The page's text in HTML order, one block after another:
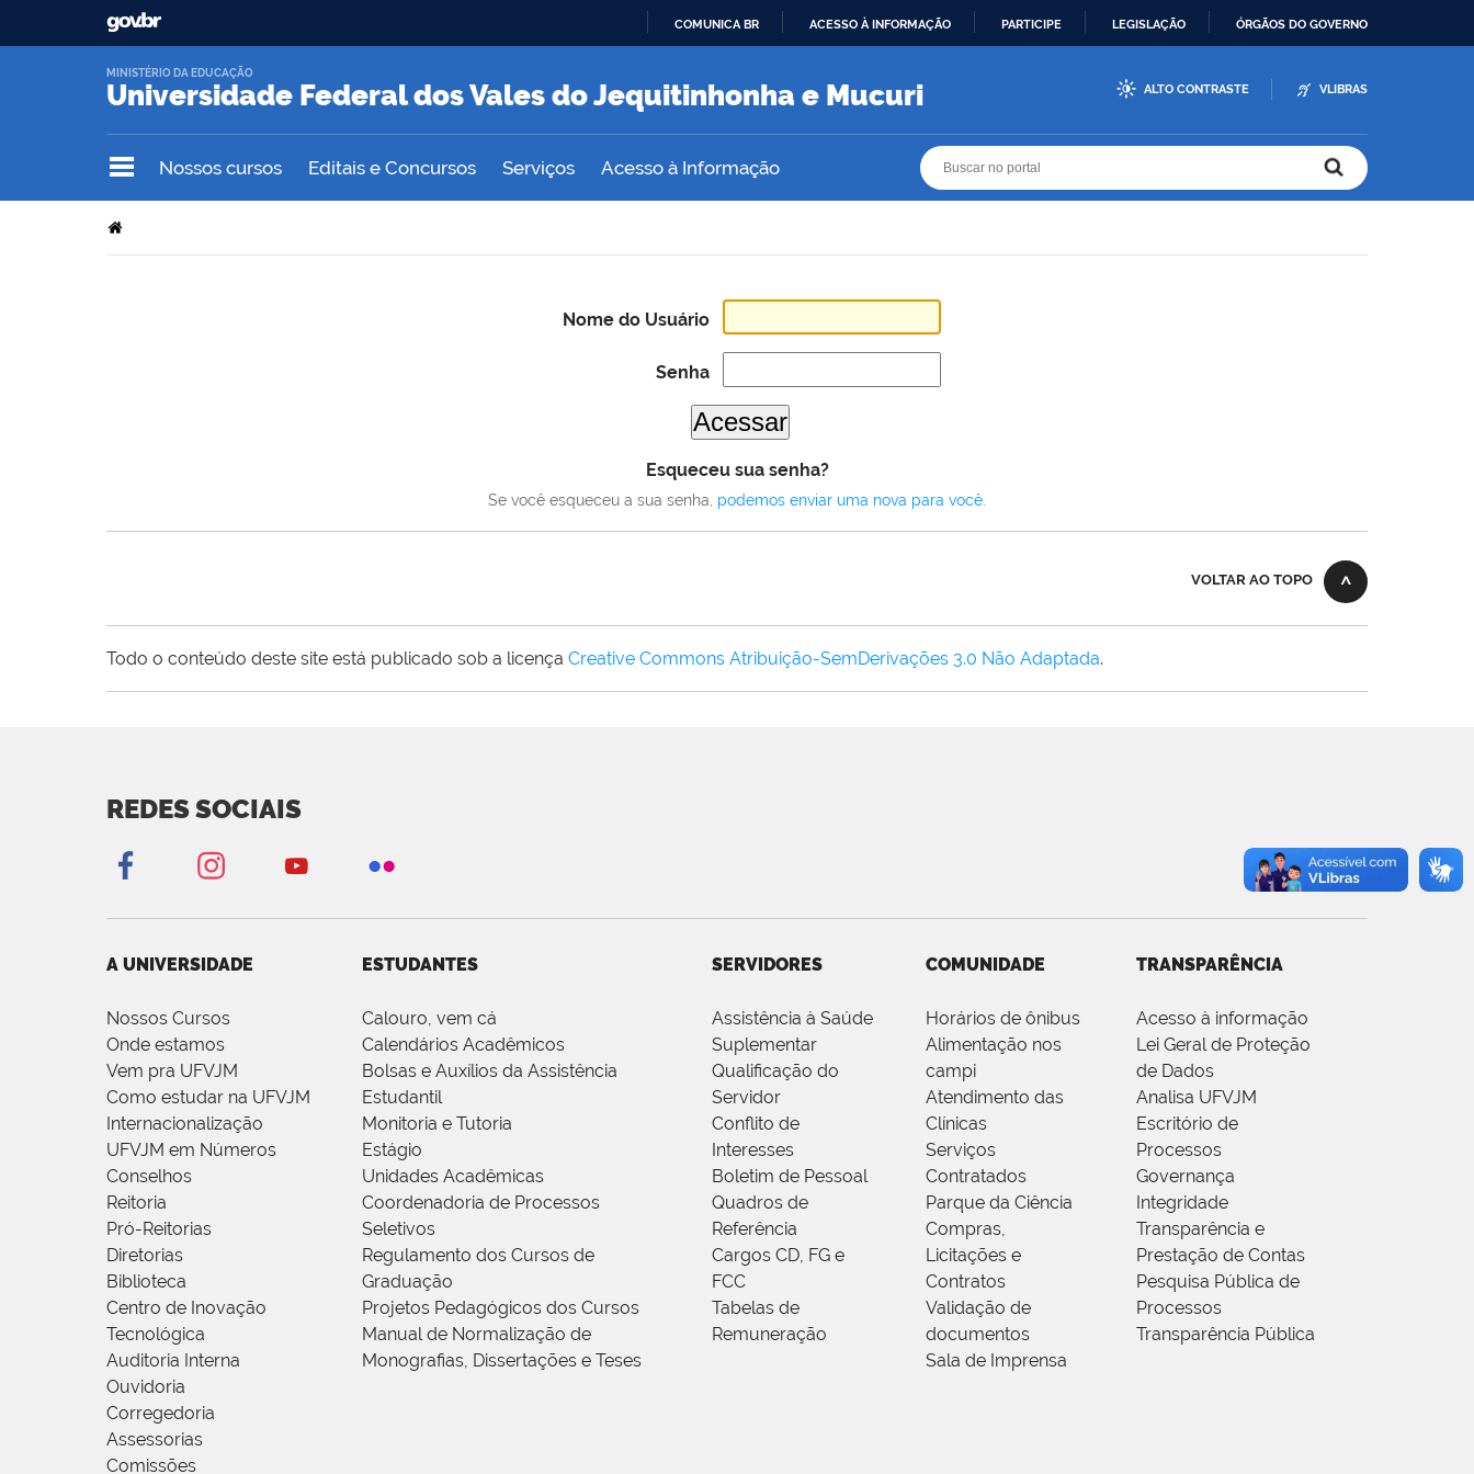
O
COMUNICA BR ACESSO À INFORMAÇÃO PARTICIPE LEGISLAÇÃO ÓRGÃOS DO GOVERNO
Universidade Federal dos Vales do Jequitinhonha e Mucuri
MINISTÉRIO DA EDUCAÇÃO
ALTO CONTRASTE VLIBRAS
Nossos cursos Editais e Concursos Serviços Acesso à Informação
Nome do Usuário
Senha
Esqueceu sua senha?
Se você esqueceu a sua senha, podemos enviar uma nova para você
VOLTAR AO TOPO
Todo o conteúdo deste site está publicado sob a licença Creative Commons Atribuição-SemDerivações 3.0 Não Adaptada.
REDES SOCIAIS
A UNIVERSIDADE
Nossos Cursos
Onde estamos
Vem pra UFVJM
Como estudar na UFVJM
Internacionalização
UFVJM em Números
Conselhos
Reitoria
Pró-Reitorias
Diretorias
Biblioteca
Centro de Inovação
Tecnológica
Auditoria Interna
Ouvidoria
Corregedoria
Assessorias
Comissões
ESTUDANTES
Calouro, vem cá
Calendários Acadêmicos
Bolsas e Auxílios da Assistência
Estudantil
Monitoria e Tutoria
Estágio
Unidades Acadêmicas
Coordenadoria de Processos
Seletivos
Regulamento dos Cursos de
Graduação
Projetos Pedagógicos dos Cursos
Manual de Normalização de
Monografias, Dissertações e Teses
SERVIDORES
Assistência à Saúde
Suplementar
Qualificação do
Servidor
Conflito de
Interesses
Boletim de Pessoal
Quadros de
Referência
Cargos CD, FG e
FCC
Tabelas de
Remuneração
COMUNIDADE
Horários de ônibus
Alimentação nos
campi
Atendimento das
Clínicas
Serviços
Contratados
Parque da Ciência
Compras,
Licitações e
Contratos
Validação de
documentos
Sala de Imprensa
TRANSPARÊNCIA
Acesso à informação
Lei Geral de Proteção
de Dados
Analisa UFVJM
Escritório de
Processos
Governança
Integridade
Transparência e
Prestação de Contas
Pesquisa Pública de
Processos
Transparência Pública